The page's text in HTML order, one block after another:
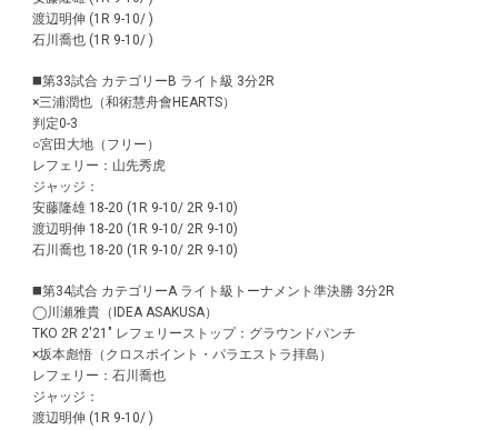
渡辺明伸 (1R 9-10/ )
石川喬也 (1R 9-10/ )
◼️第33試合 カテゴリーB ライト級 3分2R
×三浦潤也（和術慧舟會HEARTS）
判定0-3
○宮田大地（フリー）
レフェリー：山先秀虎
ジャッジ：
安藤隆雄 18-20 (1R 9-10/ 2R 9-10)
渡辺明伸 18-20 (1R 9-10/ 2R 9-10)
石川喬也 18-20 (1R 9-10/ 2R 9-10)
◼️第34試合 カテゴリーA ライト級トーナメント準決勝 3分2R
◯川瀬雅貴（IDEA ASAKUSA）
TKO 2R 2'21" レフェリーストップ：グラウンドパンチ
×坂本彪悟（クロスポイント・パラエストラ拝島）
レフェリー：石川喬也
ジャッジ：
渡辺明伸 (1R 9-10/ )